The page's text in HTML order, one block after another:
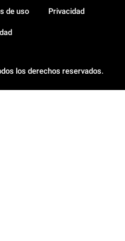
los derechos reservados.
de uso Privacidad